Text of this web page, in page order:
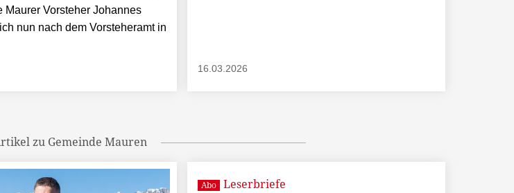
Maurer Vorsteher Johannes
nun nach dem Vorsteheramt in
16.03.2026
zu Gemeinde Mauren
Abo Leserbriefe